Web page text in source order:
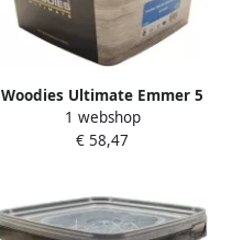
Woodies Ultimate Emmer 5
0x 50 30 vk T25 verzinkt |
1100 stuks 61999051
1 webshop
€ 58,47